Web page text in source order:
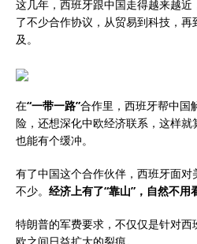
这几年，西班牙跟中国走得越来越
了不少合作协议，从贸易到科技，
及。
在“一带一路”合作里，西班牙帮中国
险，还想深化中欧经济联系，这样
也能有个缓冲。
有了中国这个合作伙伴，西班牙面
不少。 经济上有了“靠山”，自然不用
特朗普的军费要求，不仅仅是针对
欧之间日益扩大的裂痕。